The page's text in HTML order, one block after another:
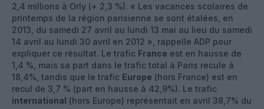
2,4 millions à Orly (+ 2,3 %). « Les vacances scolaires de
printemps de la région parisienne se sont étalées, en
2013, du samedi 27 avril au lundi 13 mai au lieu du samedi
14 avril au lundi 30 avril en 2012 », rappelle ADP pour
expliquer ce résultat. Le trafic France est en hausse de
1,4 %, mais sa part dans le trafic total à Paris recule à
18,4%, tandis que le trafic Europe (hors France) est en
recul de 3,7 % (part en hausse à 42,9%). Le trafic
international (hors Europe) représentait en avril 38,7% du